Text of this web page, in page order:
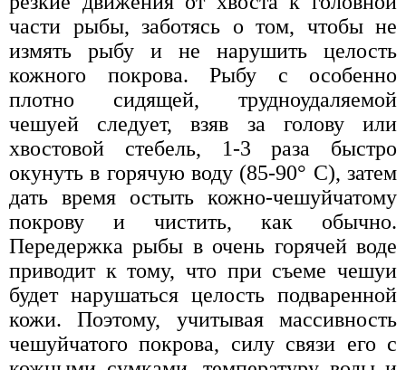
части рыбы, заботясь о том, чтобы не
измять рыбу и не нарушить целость
кожного покрова. Рыбу с особенно
плотно сидящей, трудноудаляемой
чешуей следует, взяв за голову или
хвостовой стебель, 1-3 раза быстро
окунуть в горячую воду (85-90° С), затем
дать время остыть кожно-чешуйчатому
покрову и чистить, как обычно.
Передержка рыбы в очень горячей воде
приводит к тому, что при съеме чешуи
будет нарушаться целость подваренной
кожи. Поэтому, учитывая массивность
чешуйчатого покрова, силу связи его с